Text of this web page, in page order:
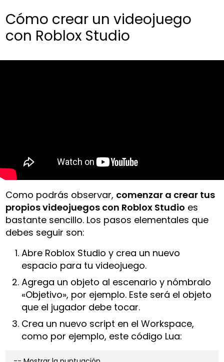
Cómo crear un videojuego
con Roblox Studio
Como podrás observar, comenzar a crear tus
propios videojuegos con Roblox Studio es
bastante sencillo. Los pasos elementales que
debes seguir son:
Abre Roblox Studio y crea un nuevo
espacio para tu videojuego.
Agrega un objeto al escenario y nómbralo
«Objetivo», por ejemplo. Este será el objeto
que el jugador debe tocar.
Crea un nuevo script en el Workspace,
como por ejemplo, este código Lua: